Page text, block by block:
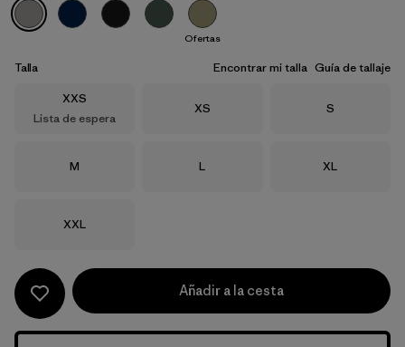
Gravel Heather
Ofertas
Talla Encontrar mi talla Guía de tallaje
Talla
XXS
Lista de espera
Talla
XS Talla
S
Talla
M Talla
L Talla
XL
Talla
XXL
Añadir a la cesta